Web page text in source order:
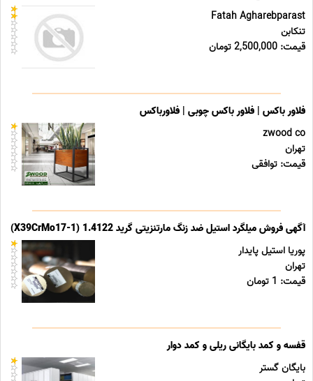
Fatah Agharebparast
تنکابن
قیمت: 2,500,000 تومان
فلاور باکس | فلاور باکس چوبی | فلاورباکس
zwood co
تهران
قیمت: توافقی
آگهی فروش میلگرد استیل ضد زنگ مارتنزیتی گرید 1.4122 (X39CrMo17-1)
پوریا استیل پایدار
تهران
قیمت: 1 تومان
قفسه و کمد بایگانی ریلی و کمد دوار
بایگان گستر